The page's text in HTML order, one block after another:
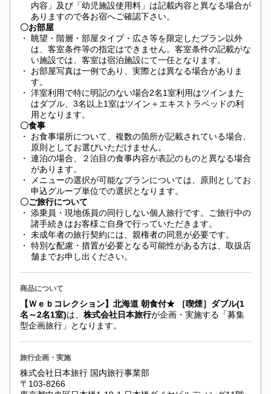
内容」及び「幼児施設使用料」は記載内容と異なる場合が
ありますので各お宿へご確認下さい。
〇お部屋
・
眺望・階層・部屋タイプ・広さ等を限定したプラン以外
は、客室条件等の指定はできません。客室条件の記載がな
い施設では、客室は宿泊施設にて一任となります。
・
お部屋写真は一例であり、実際とは異なる場合がありま
す。
・ 洋室利用で特に明記のない場合2名1室利用はツインまた
はダブル、3名以上1室はツイン＋エキストラベッドの利
用となります。
〇食事
・
お食事場所について、複数の箇所が記載されている場合、
原則としてお選びいただけません。
・ 連泊の場合、２泊目の食事内容が表記のものと異なる場合
があります。
・
メニューの選択が可能なプランについては、原則としてお
申込グループ単位での選択となります。
〇ご旅行について
・ 添乗員・現地係員の同行しない個人旅行です。ご旅行中の
諸手続きはお客様ご自身で行っていただきます。
・ 未成年者の旅行契約には、親権者の同意が必要です。
・ 特別な配慮・措置が必要となる可能性がある方は、取扱店
舗までお申し出ください。
商品について
【Ｗｅｂコレクション】北海道 朝食付★ ［喫煙］ダブル(1
名～2名1室)は、 株式会社日本旅行が企画・実施する「募集
型企画旅行」となります。
旅行企画・実施
株式会社日本旅行 国内旅行事業部
〒103-8266